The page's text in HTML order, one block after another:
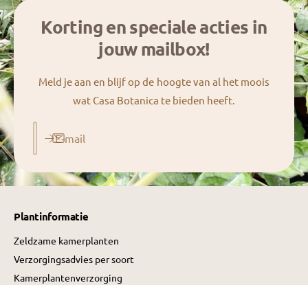
Korting en speciale acties in
jouw mailbox!
Meld je aan en blijf op de hoogte van al het moois
wat Casa Botanica te bieden heeft.
E‑mail
Plantinformatie
Zeldzame kamerplanten
Verzorgingsadvies per soort
Kamerplantenverzorging